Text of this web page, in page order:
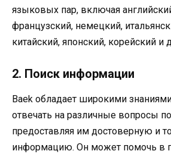
языковых пар, включая
французский, немецкий,
китайский, японский, корейский и
2. Поиск информации
Baek обладает широкими
отвечать на различные вопросы
предоставляя им достоверную и
информацию. Он может помочь в